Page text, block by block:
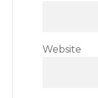
Website